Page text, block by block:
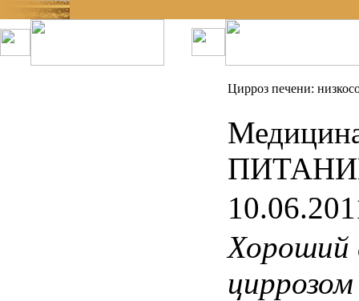
Цирроз печени:
Хороший
циррозом